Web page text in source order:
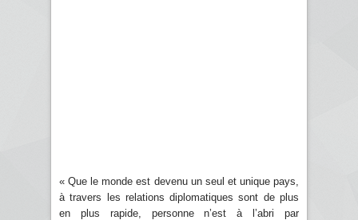
« Que le monde est devenu un seul et unique pays,
à travers les relations diplomatiques sont de plus
en plus rapide, personne n’est à l’abri par